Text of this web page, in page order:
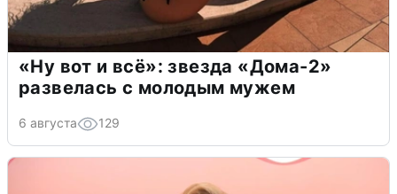
«Ну вот и всё»: звезда «Дома-2»
развелась с молодым мужем
6 августа 129